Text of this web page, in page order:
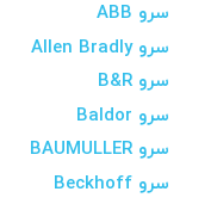
سرو ABB
سرو Allen Bradly
سرو B&R
سرو Baldor
سرو BAUMULLER
سرو Beckhoff